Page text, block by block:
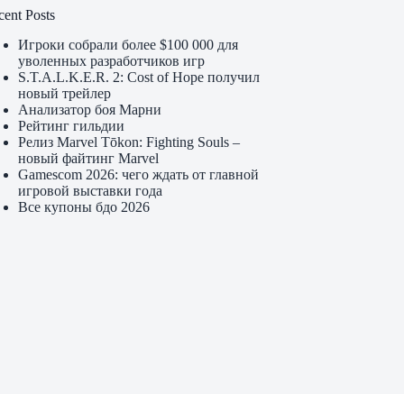
Posts
Игроки собрали более $100 000 для
уволенных разработчиков игр
S.T.A.L.K.E.R. 2: Cost of Hope получил
новый трейлер
Анализатор боя Марни
Рейтинг гильдии
Релиз Marvel Tōkon: Fighting Souls –
новый файтинг Marvel
Gamescom 2026: чего ждать от главной
игровой выставки года
Все купоны бдо 2026